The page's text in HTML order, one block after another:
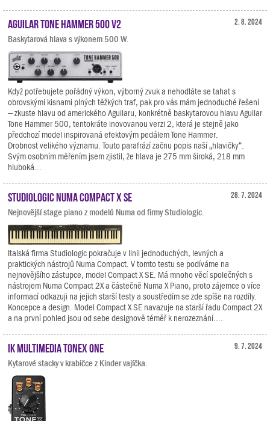
2. 8. 2024
Aguilar Tone Hammer 500 V2
Baskytarová hlava s výkonem 500 W.
Když potřebujete pořádný výkon, výborný zvuk a nehodláte se tahat s
obrovskými kisnami plných těžkých traf, pak pro vás mám jednoduché řešení
– zkuste hlavu od amerického Aguilaru, konkrétně baskytarovou hlavu Aguilar
Tone Hammer 500, tentokráte inovovanou verzi 2, která je stejně jako
předchozí model inspirovaná efektovým pedálem Tone Hammer.
Drobnost velikého významu. Touto parafrází začnu popis naší „hlavičky“.
Svým osobním měřením jsem zjistil, že hlava je 275 mm široká, 218 mm
hluboká...
28. 7. 2024
Studiologic Numa Compact X SE
Nejnovější stage piano z modelů Numa od firmy Studiologic.
Italská firma Studiologic pokračuje v linii jednoduchých, levných a
praktických nástrojů Numa Compact. V tomto testu se podíváme na
nejnovějšího zástupce, model Compact X SE. Má mnoho věcí společných s
nástrojem Numa Compact 2X a částečně Numa X Piano, proto zájemce o více
informací odkazuji na jejich starší testy a soustředím se zde spíše na rozdíly.
Koncepce a design. Model Compact X SE navazuje na starší řadu Compact 2X
a na první pohled jsou od sebe designově téměř k nerozeznání....
9. 7. 2024
IK Multimedia TONEX ONE
Kytarové stacky v krabičce z Kinder vajíčka.